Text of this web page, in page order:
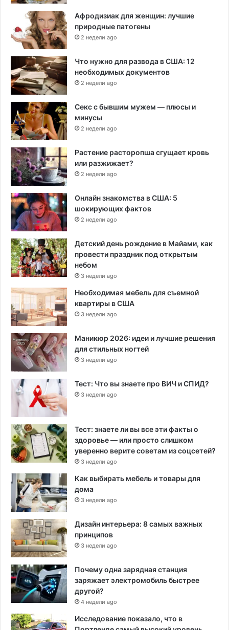
Афродизиак для женщин: лучшие
природные патогены
2 недели ago
Что нужно для развода в США: 12
необходимых документов
2 недели ago
Секс с бывшим мужем — плюсы и
минусы
2 недели ago
Растение расторопша сгущает кровь
или разжижает?
2 недели ago
Онлайн знакомства в США: 5
шокирующих фактов
2 недели ago
Детский день рождение в Майами, как
провести праздник под открытым
небом
3 недели ago
Необходимая мебель для съемной
квартиры в США
3 недели ago
Маникюр 2026: идеи и лучшие решения
для стильных ногтей
3 недели ago
Тест: Что вы знаете про ВИЧ и СПИД?
3 недели ago
Тест: знаете ли вы все эти факты о
здоровье — или просто слишком
уверенно верите советам из соцсетей?
3 недели ago
Как выбирать мебель и товары для
дома
3 недели ago
Дизайн интерьера: 8 самых важных
принципов
3 недели ago
Почему одна зарядная станция
заряжает электромобиль быстрее
другой?
4 недели ago
Исследование показало, что в